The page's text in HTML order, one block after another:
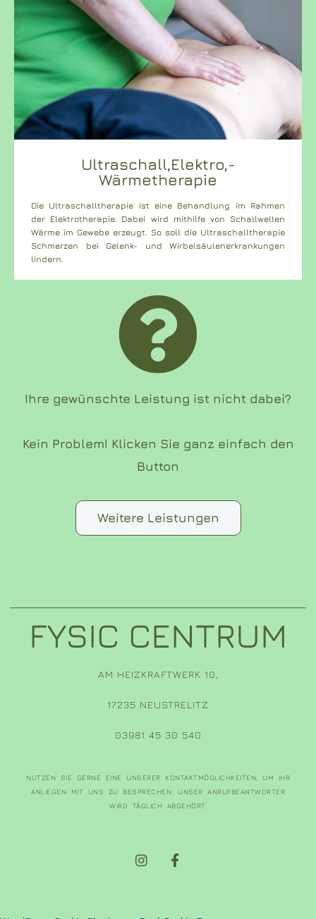
Ultraschall,Elektro,-
Wärmetherapie
Die Ultraschalltherapie ist eine Behandlung im Rahmen
der Elektrotherapie. Dabei wird mithilfe von Schallwellen
Wärme im Gewebe erzeugt. So soll die Ultraschalltherapie
Schmerzen bei Gelenk- und Wirbelsäulenerkrankungen
lindern.
Ihre gewünschte Leistung ist nicht dabei?
Kein Problem! Klicken Sie ganz einfach den
Button
Weitere Leistungen
FYSIC CENTRUM
AM HEIZKRAFTWERK 10,
17235 NEUSTRELITZ
03981 45 30 540
NUTZEN SIE GERNE EINE UNSERER KONTAKTMÖGLICHKEITEN, UM IHR
ANLIEGEN MIT UNS ZU BESPRECHEN. UNSER ANRUFBEANTWORTER
WIRD TÄGLICH ABGEHÖRT.